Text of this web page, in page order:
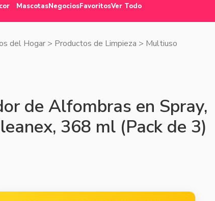
MascotasNegociosFavoritosVer Todo
del Hogar> Productos de Limpieza > Multiuso
de Alfombras en Spray,
368 ml (Pack de 3)